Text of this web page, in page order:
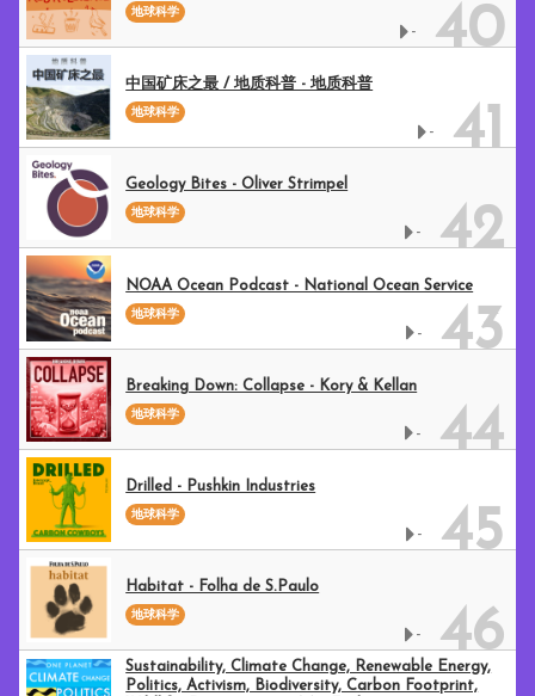
- 40
地球科学
- 41
中国矿床之最 / 地质科普 - 地质科普
地球科学
- 42
Geology Bites - Oliver Strimpel
地球科学
- 43
NOAA Ocean Podcast - National Ocean Service
地球科学
- 44
Breaking Down: Collapse - Kory & Kellan
地球科学
- 45
Drilled - Pushkin Industries
地球科学
- 46
Habitat - Folha de S.Paulo
地球科学
Sustainability, Climate Change, Renewable Energy,
Politics, Activism, Biodiversity, Carbon Footprint,